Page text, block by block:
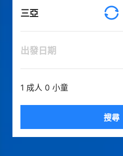
三亞
出發日期
1 成人 0 小童
搜尋